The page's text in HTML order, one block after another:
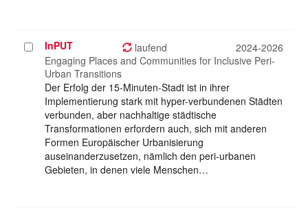
Projekt
auswählen
InPUT laufend
2024-2026
Engaging Places and Communities for Inclusive Peri-
Urban Transitions
Der Erfolg der 15-Minuten-Stadt ist in ihrer
Implementierung stark mit hyper-verbundenen Städten
verbunden, aber nachhaltige städtische
Transformationen erfordern auch, sich mit anderen
Formen Europäischer Urbanisierung
auseinanderzusetzen, nämlich den peri-urbanen
Gebieten, in denen viele Menschen…